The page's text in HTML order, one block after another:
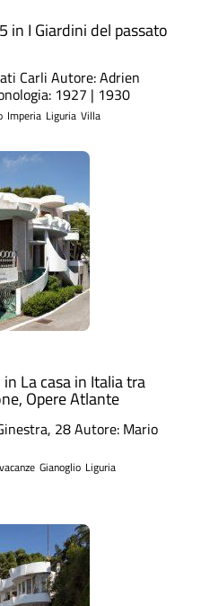
in I Giardini del passato
Carli Autore: Adrien
1927 | 1930
Imperia Liguria Villa
in La casa in Italia tra
, Opere Atlante
28 Autore: Mario
Gianoglio Liguria